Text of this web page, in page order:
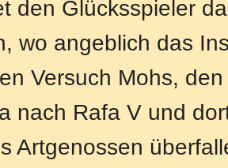
den Glücksspieler
wo angeblich das
Versuch Mohs,
nach Rafa V und
Artgenossen